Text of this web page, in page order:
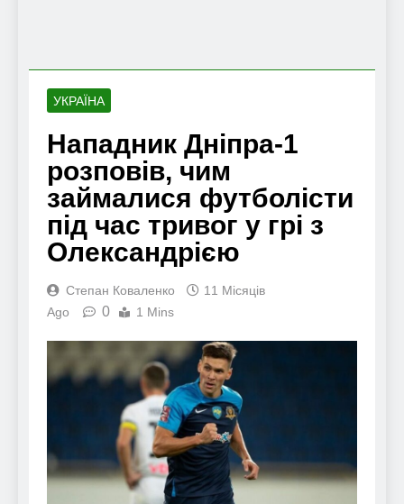
УКРАЇНА
Нападник Дніпра-1
розповів, чим
займалися футболісти
під час тривог у грі з
Олександрією
Степан Коваленко
11 Місяців
Ago
0 1 Mins